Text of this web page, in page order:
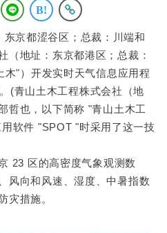
京都涩谷区；总裁：川端和
（地址：东京都港区；总裁：
木"）开发实时天气信息应用程
(青山土木工程株式会社（地
哲也，以下简称 "青山土木工
软件 "SPOT "时采用了这一技
23 区的高密度气象观测数
风向和风速、湿度、中暑指数
灾措施。